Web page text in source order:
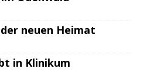
neuen Heimat
in Klinikum